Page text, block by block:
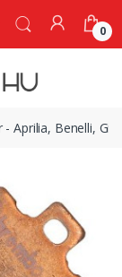
0
Aprilia, Benelli,
0